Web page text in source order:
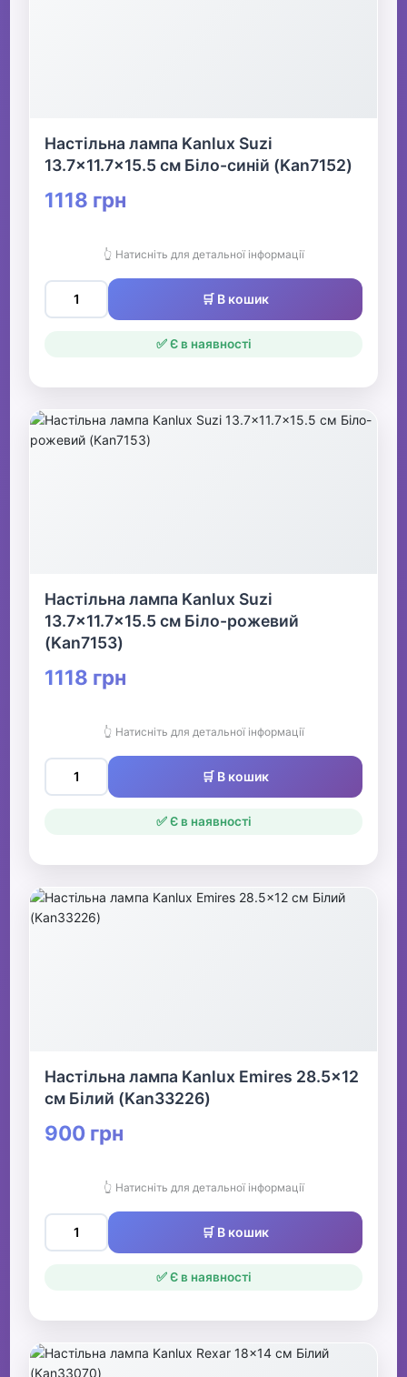
Настільна лампа Kanlux Suzi
13.7x11.7x15.5 см Біло-синій (Kan7152)
1118 грн
👆 Натисніть для детальної інформації
🛒 В кошик
✅ Є в наявності
Настільна лампа Kanlux Suzi
13.7x11.7x15.5 см Біло-рожевий
(Kan7153)
1118 грн
👆 Натисніть для детальної інформації
🛒 В кошик
✅ Є в наявності
Настільна лампа Kanlux Emires 28.5x12
см Білий (Kan33226)
900 грн
👆 Натисніть для детальної інформації
🛒 В кошик
✅ Є в наявності